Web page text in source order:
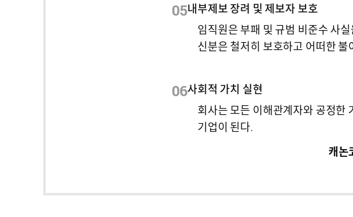
05내부제보 장려 및 제보자 보호
임직원은 부패 및 규범 비준수 사
신분은 철저히 보호하고 어떠한
06사회적 가치 실현
회사는 모든 이해관계자와 공정한
기업이 된다.
캐논